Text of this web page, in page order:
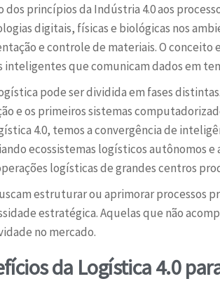
dos princípios da Indústria 4.0 aos
digitais, físicas e biológicas nos
e controle de materiais. O
inteligentes que comunicam dados em
pode ser dividida em fases
e os primeiros sistemas
4.0, temos a convergência de
ecossistemas logísticos autônomos e
logísticas de grandes centros
estruturar ou aprimorar processos
estratégica. Aquelas que não
no mercado.
da Logística 4.0